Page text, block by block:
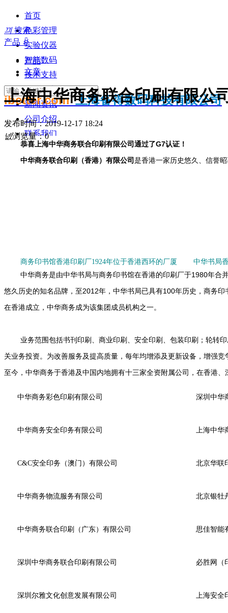
首页
色彩管理
实验仪器
智能数码
技术支持
知识分享
新闻资讯
公司介绍
联系我们
끠 搜索
产品 ꀁ
产品
文章
ibetter.com 上海备得数码科技有限公司
上海中华商务联合印刷有限公
发布时间：2019-12-17 18:24
넶浏览量：0
恭喜上海中华商务联合印刷有限公司通过了G7认证！
中华商务联合印刷（香港）有限公司是香港一家历史悠久、信誉
商务印书馆香港印刷厂1924年位于香港西环的厂厦 中华书局
中华商务是由中华书局与商务印书馆在香港的印刷厂于1980年合
悠久历史的知名品牌，至2012年，中华书局已具有100年历史，商务
在香港成立，中华商务成为该集团成员机构之一。
业务范围包括书刊印刷、商业印刷、安全印刷、包装印刷；轮转印
关业务投资。为改善服务及提高质量，每年均增添及更新设备，增强
至今，中华商务于香港及中国内地拥有十三家全资附属公司，在香港
中华商务彩色印刷有限公司 深圳中华
中华商务安全印务有限公司 上海中华
C&C安全印务（澳门）有限公司 北京华联
中华商务物流服务有限公司 北京银牡
中华商务联合印刷（广东）有限公司 思佳智能
深圳中华商务联合印刷有限公司 必胜网（
深圳尔雅文化创意发展有限公司 上海安全